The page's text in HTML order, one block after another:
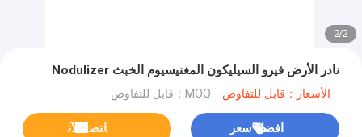
2
/
2
نادر الأرض فيرو السيليكون المغنيسيوم الخبث Nodulizer
الأسعار：قابل للتفاوض MOQ：قابل للتفاوض
افضل سعر ﺎﺘﺼﻟ ﺍﻶﻧ